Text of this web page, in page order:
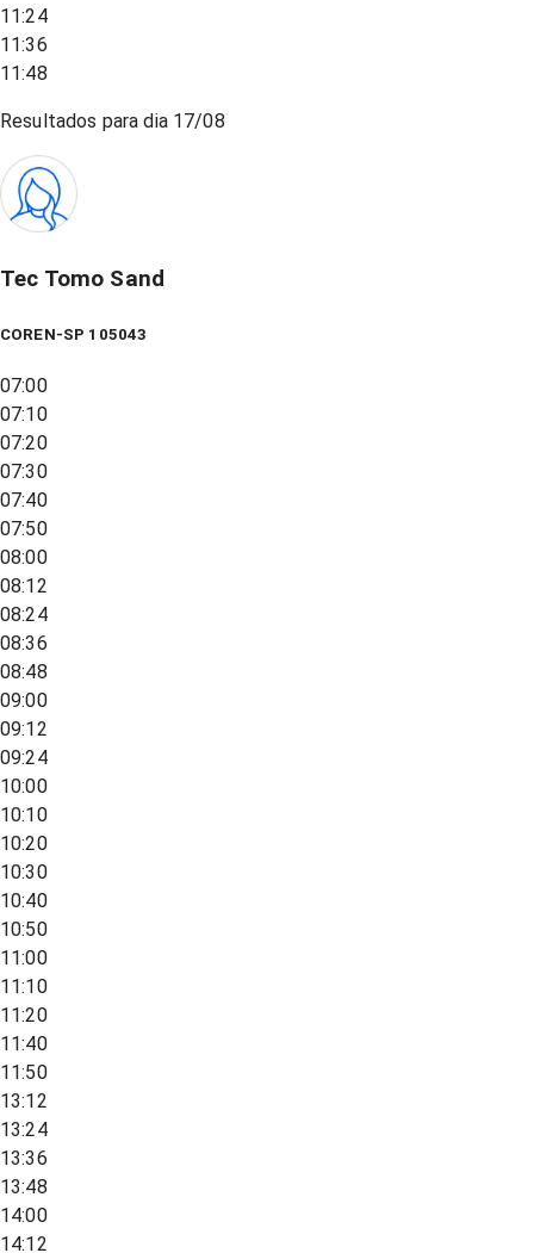
11:24
11:36
11:48
Resultados para dia 17/08
Tec Tomo Sand
COREN-SP 105043
07:00
07:10
07:20
07:30
07:40
07:50
08:00
08:12
08:24
08:36
08:48
09:00
09:12
09:24
10:00
10:10
10:20
10:30
10:40
10:50
11:00
11:10
11:20
11:40
11:50
13:12
13:24
13:36
13:48
14:00
14:12